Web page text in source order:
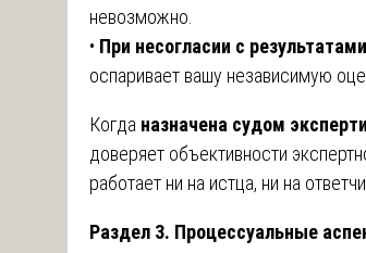
невозможно.
• При несогласии с
оспаривает вашу независимую
Когда назначена судом
доверяет объективности
работает ни на истца, ни на
Раздел 3. Процессуальные